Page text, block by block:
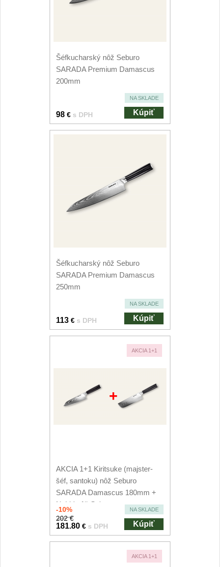
Šéfkucharský nôž Seburo
SARADA Premium Damascus
200mm
NA SKLADE
98 € s DPH Kúpiť
Šéfkucharský nôž Seburo
SARADA Premium Damascus
250mm
NA SKLADE
113 € s DPH Kúpiť
AKCIA 1+1
+
AKCIA 1+1 Kiritsuke (majster-
šéf, santoku) nôž Seburo
SARADA Damascus 180mm +
Nakiri nôž Seburo...
-10% NA SKLADE
202 €
181.80 € s DPH Kúpiť
AKCIA 1+1